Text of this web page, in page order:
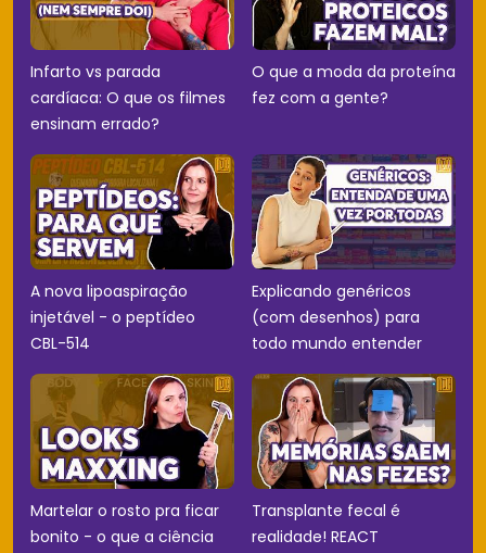
Infarto vs parada
cardíaca: O que os filmes
ensinam errado?
O que a moda da proteína
fez com a gente?
A nova lipoaspiração
injetável - o peptídeo
CBL-514
Explicando genéricos
(com desenhos) para
todo mundo entender
Martelar o rosto pra ficar
bonito - o que a ciência
Transplante fecal é
realidade! REACT